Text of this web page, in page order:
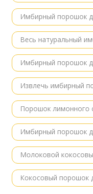
Имбирный порошок
Весь натуральный
Имбирный порошок
Извлечь имбирный
Порошок лимонного
Имбирный порошок
Молоковой
Кокосовый порошок